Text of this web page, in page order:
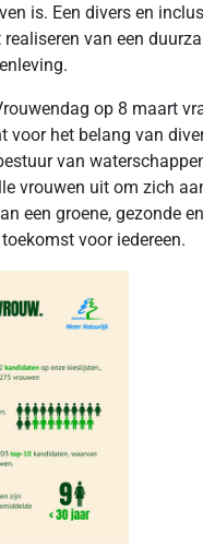
is. Een divers en
van een
op 8 maart
voor het belang van
van
vrouwen uit om zich
een groene, gezonde en
voor iedereen.